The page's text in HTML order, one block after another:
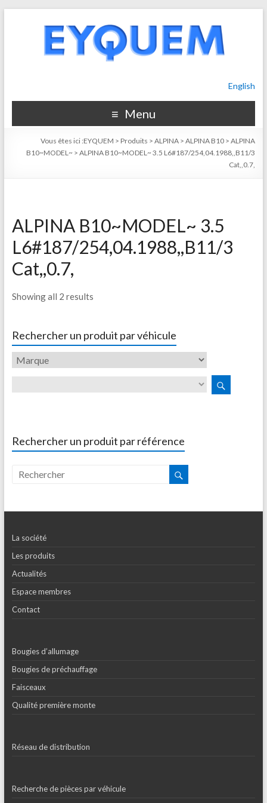
English
Menu
Vous êtes ici :EYQUEM > Produits >ALPINA >ALPINA B10 >ALPINA
B10~MODEL~ >ALPINA B10~MODEL~ 3.5 L6#187/254,04.1988,,B11/3
Cat,,0.7,
ALPINA B10~MODEL~ 3.5
L6#187/254,04.1988,,B11/3
Cat,,0.7,
Showing all 2 results
Rechercher un produit par véhicule
Rechercher un produit par référence
La société
Les produits
Actualités
Espace membres
Contact
Bougies d’allumage
Bougies de préchauffage
Faisceaux
Qualité première monte
Réseau de distribution
Recherche de pièces par véhicule